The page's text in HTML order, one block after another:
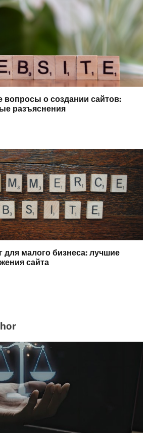
вопросы о создании сайтов:
разъяснения
для малого бизнеса: лучшие
сайта